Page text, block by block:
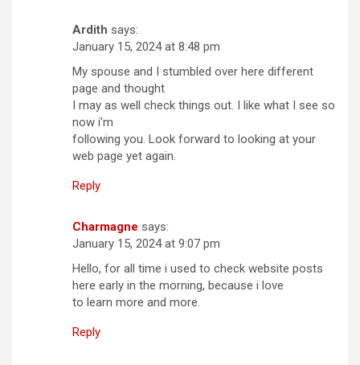
Ardith says:
January 15, 2024 at 8:48 pm
My spouse and I stumbled over here different
page and thought
I may as well check things out. I like what I see so
now i’m
following you. Look forward to looking at your
web page yet again.
Reply
Charmagne says:
January 15, 2024 at 9:07 pm
Hello, for all time i used to check website posts
here early in the morning, because i love
to learn more and more.
Reply